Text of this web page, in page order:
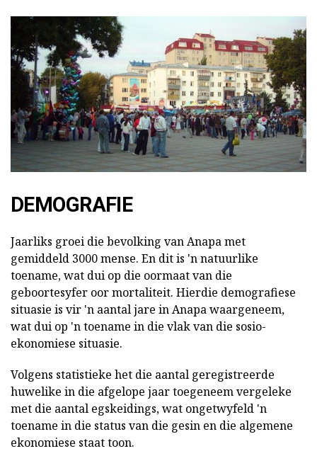
DEMOGRAFIE
Jaarliks groei die bevolking van Anapa met
gemiddeld 3000 mense. En dit is 'n natuurlike
toename, wat dui op die oormaat van die
geboortesyfer oor mortaliteit. Hierdie demografiese
situasie is vir 'n aantal jare in Anapa waargeneem,
wat dui op 'n toename in die vlak van die sosio-
ekonomiese situasie.
Volgens statistieke het die aantal geregistreerde
huwelike in die afgelope jaar toegeneem vergeleke
met die aantal egskeidings, wat ongetwyfeld 'n
toename in die status van die gesin en die algemene
ekonomiese staat toon.